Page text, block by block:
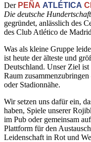
Der PEÑA ATLÉTICA
Die deutsche Hundertschaft
gegründet, anlässlich des
des Club Atlético de
Was als kleine Gruppe
ist heute der älteste und
Deutschland. Unser Ziel ist
Raum
oder Stadionnähe.
Wir setzen uns dafür ein,
haben, Spiele unserer
im Pub oder gemeinsam
Plattform für den
Leidenschaft in Rot und